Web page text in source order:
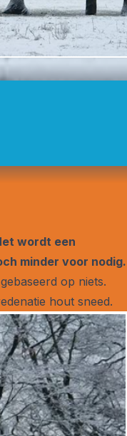
wordt een
minder voor nodig.
op niets.
hout sneed.